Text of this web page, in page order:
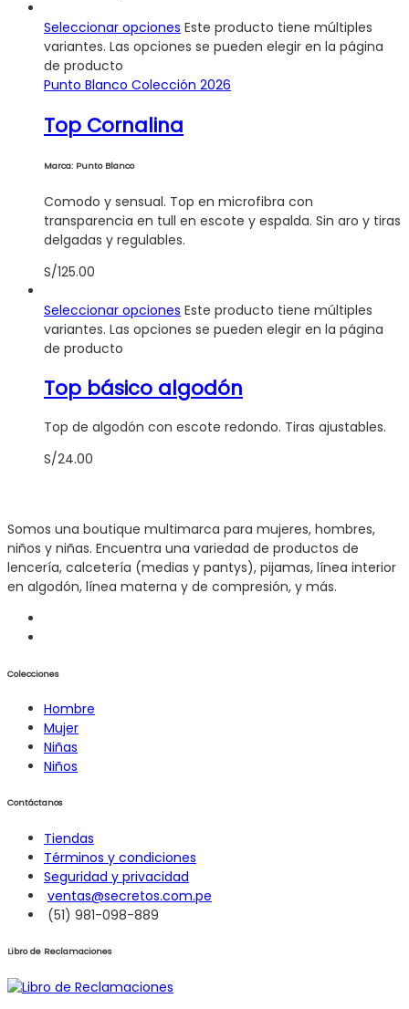
Seleccionar opciones Este producto tiene múltiples
variantes. Las opciones se pueden elegir en la página
de producto
Punto Blanco Colección 2026
Top Cornalina
Marca: Punto Blanco
Comodo y sensual. Top en microfibra con
transparencia en tull en escote y espalda. Sin aro y tiras
delgadas y regulables.
S/125.00
Seleccionar opciones Este producto tiene múltiples
variantes. Las opciones se pueden elegir en la página
de producto
Top básico algodón
Top de algodón con escote redondo. Tiras ajustables.
S/24.00
Somos una boutique multimarca para mujeres, hombres,
niños y niñas. Encuentra una variedad de productos de
lencería, calcetería (medias y pantys), pijamas, línea interior
en algodón, línea materna y de compresión, y más.
Colecciones
Hombre
Mujer
Niñas
Niños
Contáctanos
Tiendas
Términos y condiciones
Seguridad y privacidad
ventas@secretos.com.pe
(51) 981-098-889
Libro de Reclamaciones